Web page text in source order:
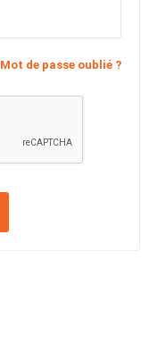
Mot de passe oublié ?